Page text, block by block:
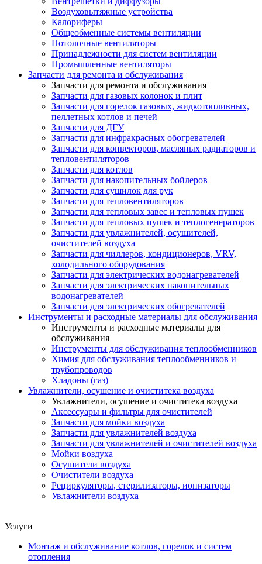
Воздуховытяжные устройства
Калориферы
Общеобменные системы вентиляции
Потолочные вентиляторы
Принадлежности для систем вентиляции
Промышленные вентиляторы
Запчасти для ремонта и обслуживания
Запчасти для ремонта и обслуживания
Запчасти для газовых колонок и плит
Запчасти для горелок газовых, жидкотопливных,
пеллетных котлов и печей
Запчасти для ДГУ
Запчасти для инфракрасных обогревателей
Запчасти для конвекторов, масляных радиаторов и
тепловентиляторов
Запчасти для котлов
Запчасти для накопительных бойлеров
Запчасти для сушилок для рук
Запчасти для тепловентиляторов
Запчасти для тепловых завес и тепловых пушек
Запчасти для тепловых пушек и теплогенераторов
Запчасти для увлажнителей, осушителей,
очистителей воздуха
Запчасти для чиллеров, кондиционеров, VRV,
холодильного оборудования
Запчасти для электрических водонагревателей
Запчасти для электрических накопительных
водонагревателей
Запчасти для электрических обогревателей
Инструменты и расходные материалы для обслуживания
Инструменты и расходные материалы для
обслуживания
Инструменты для обслуживания теплообменников
Химия для обслуживания теплообменников и
трубопроводов
Хладоны (газ)
Увлажнители, осушение и очиститека воздуха
Увлажнители, осушение и очиститека воздуха
Аксессуары и фильтры для очистителей
Запчасти для мойки воздуха
Запчасти для увлажнителей воздуха
Запчасти для увлажнителей и очистителей воздуха
Мойки воздуха
Осушители воздуха
Очистители воздуха
Рециркуляторы, стерилизаторы, ионизаторы
Увлажнители воздуха
Услуги
Монтаж и обслуживание котлов, горелок и систем
отопления